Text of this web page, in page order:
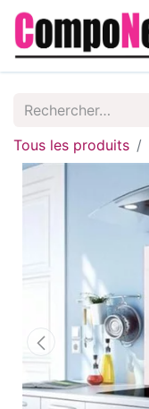
Tous les produits